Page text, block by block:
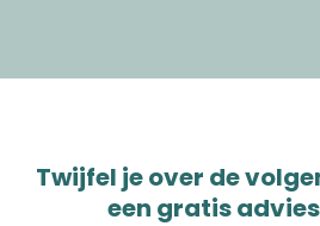
Twijfel je over de
een gratis